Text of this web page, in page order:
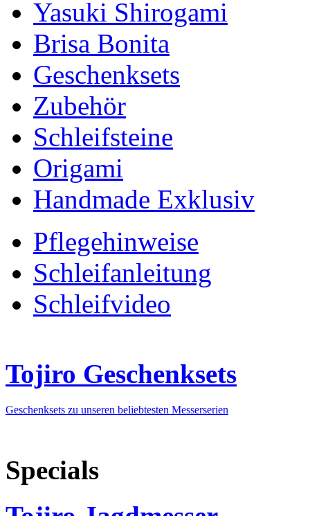
Yasuki Shirogami
Brisa Bonita
Geschenksets
Zubehör
Schleifsteine
Origami
Handmade Exklusiv
Pflegehinweise
Schleifanleitung
Schleifvideo
Tojiro Geschenksets
Geschenksets zu unseren beliebtesten Messerserien
Specials